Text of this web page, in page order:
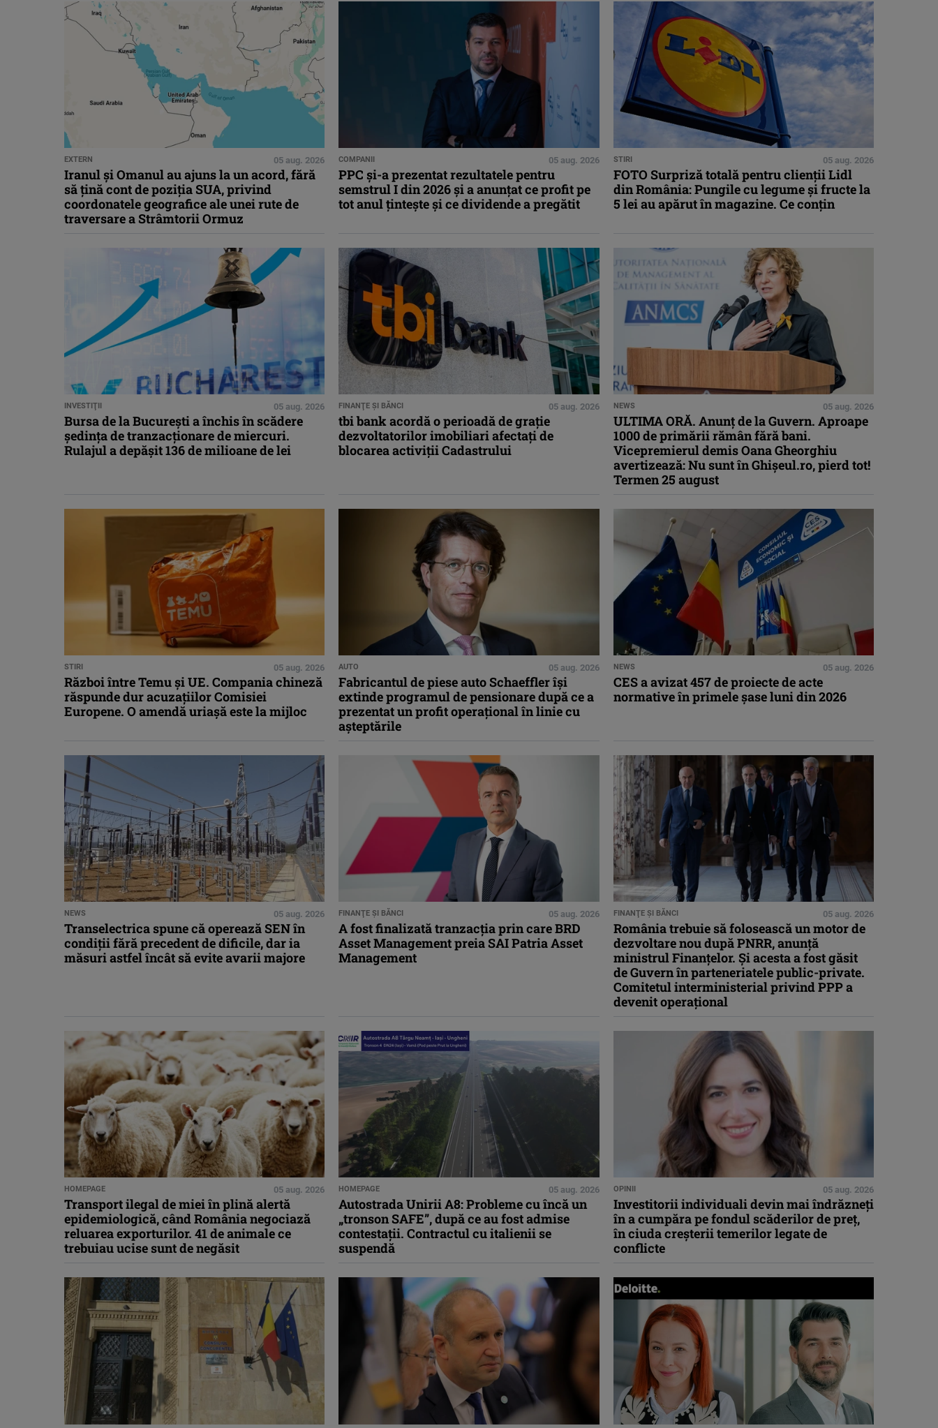
EXTERN 05 aug. 2026
Iranul și Omanul au ajuns la un acord, fără
să țină cont de poziția SUA, privind
coordonatele geografice ale unei rute de
traversare a Strâmtorii Ormuz
COMPANII 05 aug. 2026
PPC și-a prezentat rezultatele pentru
semstrul I din 2026 și a anunțat ce profit pe
tot anul țintește și ce dividende a pregătit
STIRI 05 aug. 2026
FOTO Surpriză totală pentru clienții Lidl
din România: Pungile cu legume și fructe la
5 lei au apărut în magazine. Ce conțin
INVESTIŢII 05 aug. 2026
Bursa de la București a închis în scădere
ședința de tranzacționare de miercuri.
Rulajul a depășit 136 de milioane de lei
FINANŢE ŞI BĂNCI 05 aug. 2026
tbi bank acordă o perioadă de grație
dezvoltatorilor imobiliari afectați de
blocarea activiții Cadastrului
NEWS 05 aug. 2026
ULTIMA ORĂ. Anunț de la Guvern. Aproape
1000 de primării rămân fără bani.
Vicepremierul demis Oana Gheorghiu
avertizează: Nu sunt în Ghișeul.ro, pierd tot!
Termen 25 august
STIRI 05 aug. 2026
Război între Temu și UE. Compania chineză
răspunde dur acuzațiilor Comisiei
Europene. O amendă uriașă este la mijloc
AUTO 05 aug. 2026
Fabricantul de piese auto Schaeffler își
extinde programul de pensionare după ce a
prezentat un profit operațional în linie cu
așteptările
NEWS 05 aug. 2026
CES a avizat 457 de proiecte de acte
normative în primele șase luni din 2026
NEWS 05 aug. 2026
Transelectrica spune că operează SEN în
condiții fără precedent de dificile, dar ia
măsuri astfel încât să evite avarii majore
FINANŢE ŞI BĂNCI 05 aug. 2026
A fost finalizată tranzacția prin care BRD
Asset Management preia SAI Patria Asset
Management
FINANŢE ŞI BĂNCI 05 aug. 2026
România trebuie să folosească un motor de
dezvoltare nou după PNRR, anunță
ministrul Finanțelor. Și acesta a fost găsit
de Guvern în parteneriatele public-private.
Comitetul interministerial privind PPP a
devenit operațional
HOMEPAGE 05 aug. 2026
Transport ilegal de miei în plină alertă
epidemiologică, când România negociază
reluarea exporturilor. 41 de animale ce
trebuiau ucise sunt de negăsit
HOMEPAGE 05 aug. 2026
Autostrada Unirii A8: Probleme cu încă un
„tronson SAFE”, după ce au fost admise
contestații. Contractul cu italienii se
suspendă
OPINII 05 aug. 2026
Investitorii individuali devin mai îndrăzneți
în a cumpăra pe fondul scăderilor de preț,
în ciuda creșterii temerilor legate de
conflicte